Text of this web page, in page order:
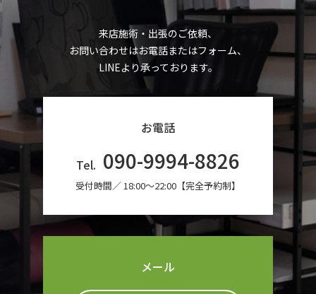
来店施術・出張のご依頼、
お問い合わせはお電話またはフォーム、
LINEより承っております。
お電話
Tel. 090-9994-8826
受付時間／ 18:00〜22:00【完全予約制】
メール